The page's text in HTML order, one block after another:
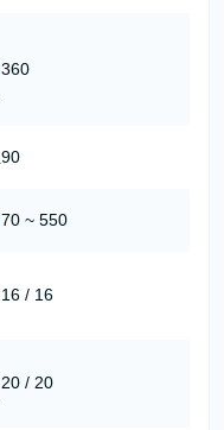
360
90
70 ~ 550
16 / 16
20 / 20